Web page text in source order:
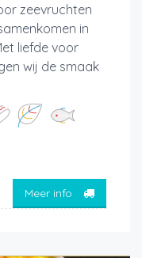
zeevruchten
in
liefde voor
wij de smaak
Meer info